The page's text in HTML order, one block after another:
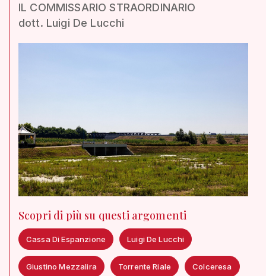
IL COMMISSARIO STRAORDINARIO
dott. Luigi De Lucchi
Scopri di più su questi argomenti
Cassa Di Espanzione Luigi De Lucchi
Giustino Mezzalira Torrente Riale Colceresa